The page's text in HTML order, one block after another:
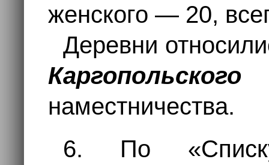
женского — 20,
Деревни
Каргопольского
наместничества.
6. По